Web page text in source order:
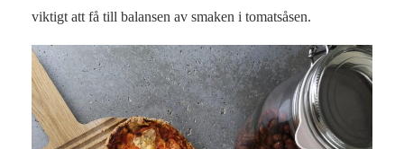
viktigt att få till balansen av smaken i tomatsåsen.